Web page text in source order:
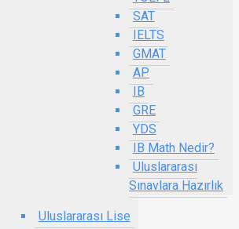
SAT
IELTS
GMAT
AP
IB
GRE
YDS
IB Math Nedir?
Uluslararası
Sınavlara Hazırlık
Uluslararası Lise